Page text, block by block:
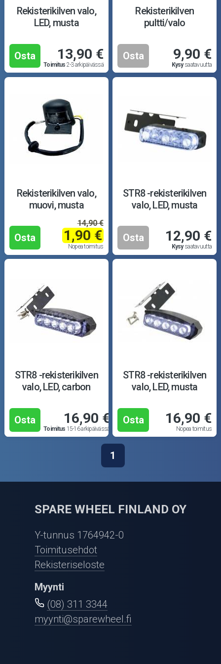
Ajovarusteet
Nastarenkaat
Renkaat ja vanteet
Öljyt ja kemikaalit
Työkalut
Outlet-tuotteet
Rekisterikilven valo,
LED, musta
Osta 13,90 €
Toimitus 2-3 arkipäivässä
Rekisterikilven
pultti/valo
Osta 9,90 €
Kysysaatavuutta
Rekisterikilven valo,
muovi, musta
Osta
14,90 €
1,90 €
Nopea toimitus
STR8 -rekisterikilven
valo, LED, musta
Osta 12,90 €
Kysysaatavuutta
STR8 -rekisterikilven
valo, LED, carbon
Osta 16,90 €
Toimitus 15-16 arkipäivässä
STR8 -rekisterikilven
valo, LED, musta
Osta 16,90 €
Nopea toimitus
1
SPARE WHEEL FINLAND OY
Y-tunnus 1764942-0
Toimitusehdot
Rekisteriseloste
Myynti
(08) 311 3344
myynti@sparewheel.fi